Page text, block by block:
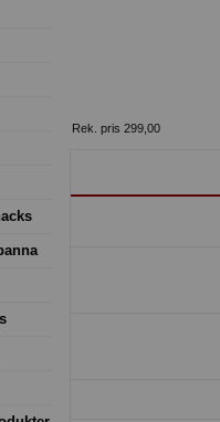
Rek. pris 299,00